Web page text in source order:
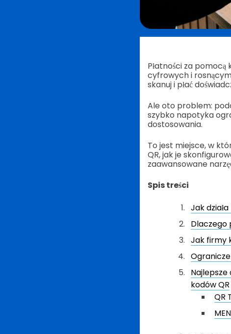
Płatności za
cyfrowych i
skanuj i płać
Ale oto problem:
szybko napotyka
dostosowania.
To jest miejsce, w
QR, jak je
zaawansowane
Spis treści
Jak
Dlaczego
Jak firmy
kodów QR
QR